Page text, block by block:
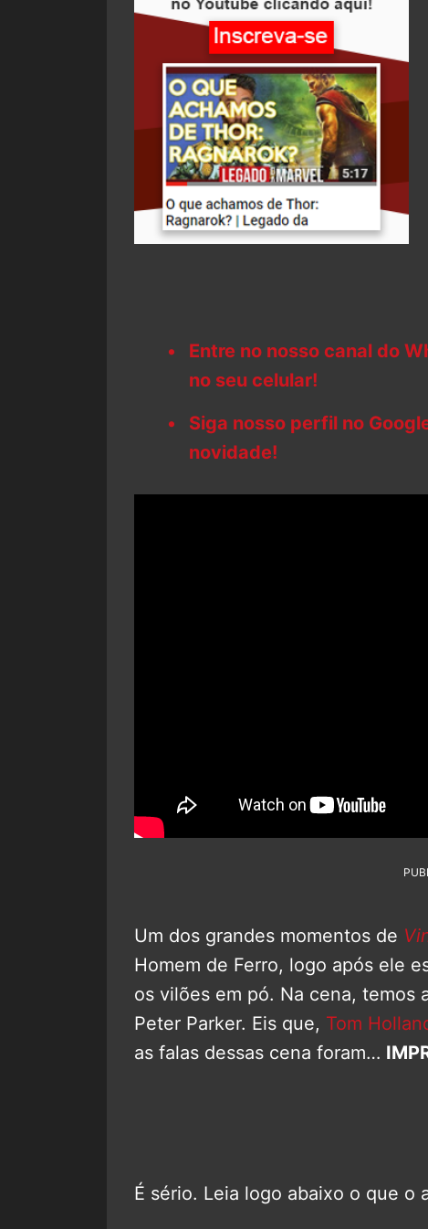
Entre no nosso canal do
no seu celular!
Siga nosso perfil no
novidade!
Um dos grandes momentos de
Homem de Ferro, logo após ele
os vilões em pó. Na cena, temos
Peter Parker. Eis que, Tom
as falas dessas cena foram…
É sério. Leia logo abaixo o que o